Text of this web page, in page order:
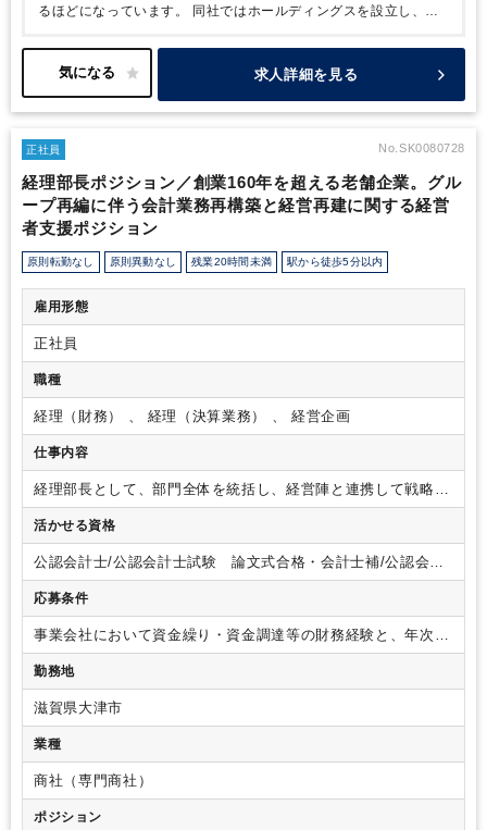
るほどになっています。
同社ではホールディングスを設立し、グ
き始めました。 本ポジションの方には、約30社あるグループ会社
の日常経理業務の確認から決算とりまとめ（もう1名の課長と分担
グマネージャーとしてご活躍いただきたいとのことです。 また、
テム連携や、ペーパレス化の推進など、業務改善や再編などへもど
が、経理部門はまさにこれからです。より良い会社づくりに向
け、お力を発揮ください。
求人詳細を見る
正社員 No.SK0080728
経理部長ポジション／創業160年を超える老舗企業。グル
ープ再編に伴う会計業務再構築と経営再建に関する経営
者支援ポジション
原則転勤なし 原則異動なし 残業20時間未満 駅から徒歩5分以内
雇用形態
正社員
職種
経理（財務） 、 経理（決算業務） 、 経営企画
仕事内容
経理部長として、部門全体を統括し、経営陣と連携して戦略的
な財務運営をリードしていただきます。具体的には、・グル
ープ法人を含む経理財務部門の統括
門知識を活かした戦略立案 ・月次／年次決算のレビューと最
終承認 ・税務申告書作成の監督・資金繰りの計画と管理 ・銀
行及び税理士対応
計画の策定・経営陣への財務レポートの作成および報告財務
面で経営戦略の実現をサポートし、グループ全体の財務健全性
を維持・強化する役割を担っていただきます。
活かせる資格
公認会計士/公認会計士試験 論文式合格・会計士補/公認会計
士試験 短答式合格/税理士/税理士 シングルマスター/税理
士 ダブルマスター/税理士試験 １科目合格/税理士試験 ２
科目合格/税理士試験 ３科目合格/税理士試験 ４科目合格/日
商簿記 １級/日商簿記 ２級
応募条件
事業会社において資金繰り・資金調達等の財務経験と、年次決
算までの実務経験をお持ちの方 （歓迎要件）・事業会社にお
ける税務実務経験をお持ちの方
の方
・数字やデータを基にした分析やレポーティング等の経
験をお持ちの方
勤務地
滋賀県大津市
業種
商社（専門商社）
ポジション